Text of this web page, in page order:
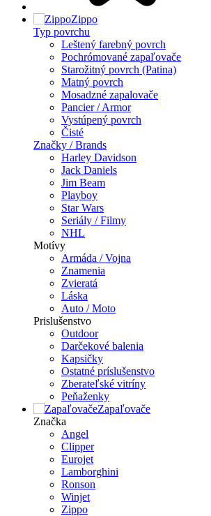
Zippo
Typ povrchu
Leštený farebný povrch
Pochrómované zapaľovače
Starožitný povrch (Patina)
Matný povrch
Mosadzné zapalovače
Pancier / Armor
Vystúpený povrch
Čisté
Značky / Brands
Harley Davidson
Jack Daniels
Jim Beam
Playboy
Star Wars
Seriály / Filmy
NHL
Motívy
Armáda / Vojna
Znamenia
Zvieratá
Láska
Auto / Moto
Prislušenstvo
Outdoor
Darčekové balenia
Kapsičky
Ostatné príslušenstvo
Zberateľské vitríny
Peňaženky
Zapaľovače
Značka
Angel
Clipper
Eurojet
Lamborghini
Ronson
Winjet
Zippo